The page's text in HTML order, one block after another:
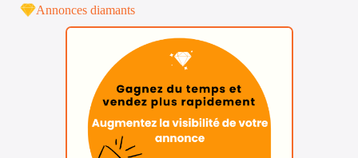
Annonces diamants